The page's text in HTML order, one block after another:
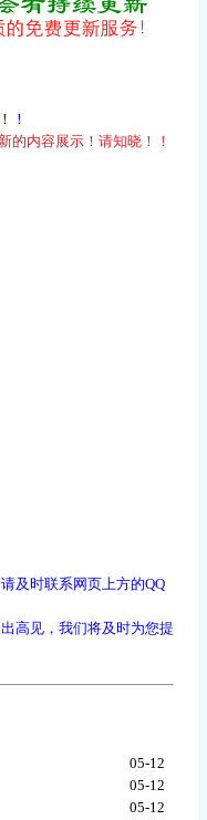
！
新的内容展示 ！ 请知晓 ！ ！
及时联系网页上方的QQ
高见，我们将及时为您提
05-12
05-12
05-12